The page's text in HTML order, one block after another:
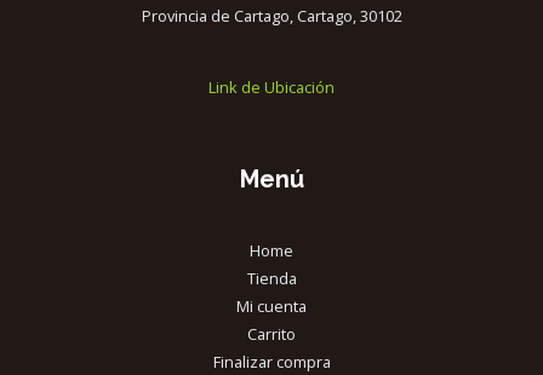
Provincia de Cartago, Cartago, 30102
Link de Ubicación
Menú
Home
Tienda
Mi cuenta
Carrito
Finalizar compra